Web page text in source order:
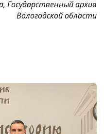
Государственный архив
Вологодской области